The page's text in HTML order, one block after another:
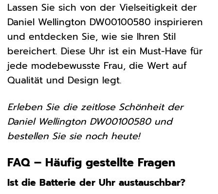
Lassen Sie sich von der Vielseitigkeit der
Daniel Wellington DW00100580 inspirieren
und entdecken Sie, wie sie Ihren Stil
bereichert. Diese Uhr ist ein Must-Have für
jede modebewusste Frau, die Wert auf
Qualität und Design legt.
Erleben Sie die zeitlose Schönheit der
Daniel Wellington DW00100580 und
bestellen Sie sie noch heute!
FAQ – Häufig gestellte Fragen
Ist die Batterie der Uhr austauschbar?